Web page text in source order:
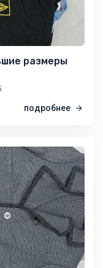
размеры
подробнее